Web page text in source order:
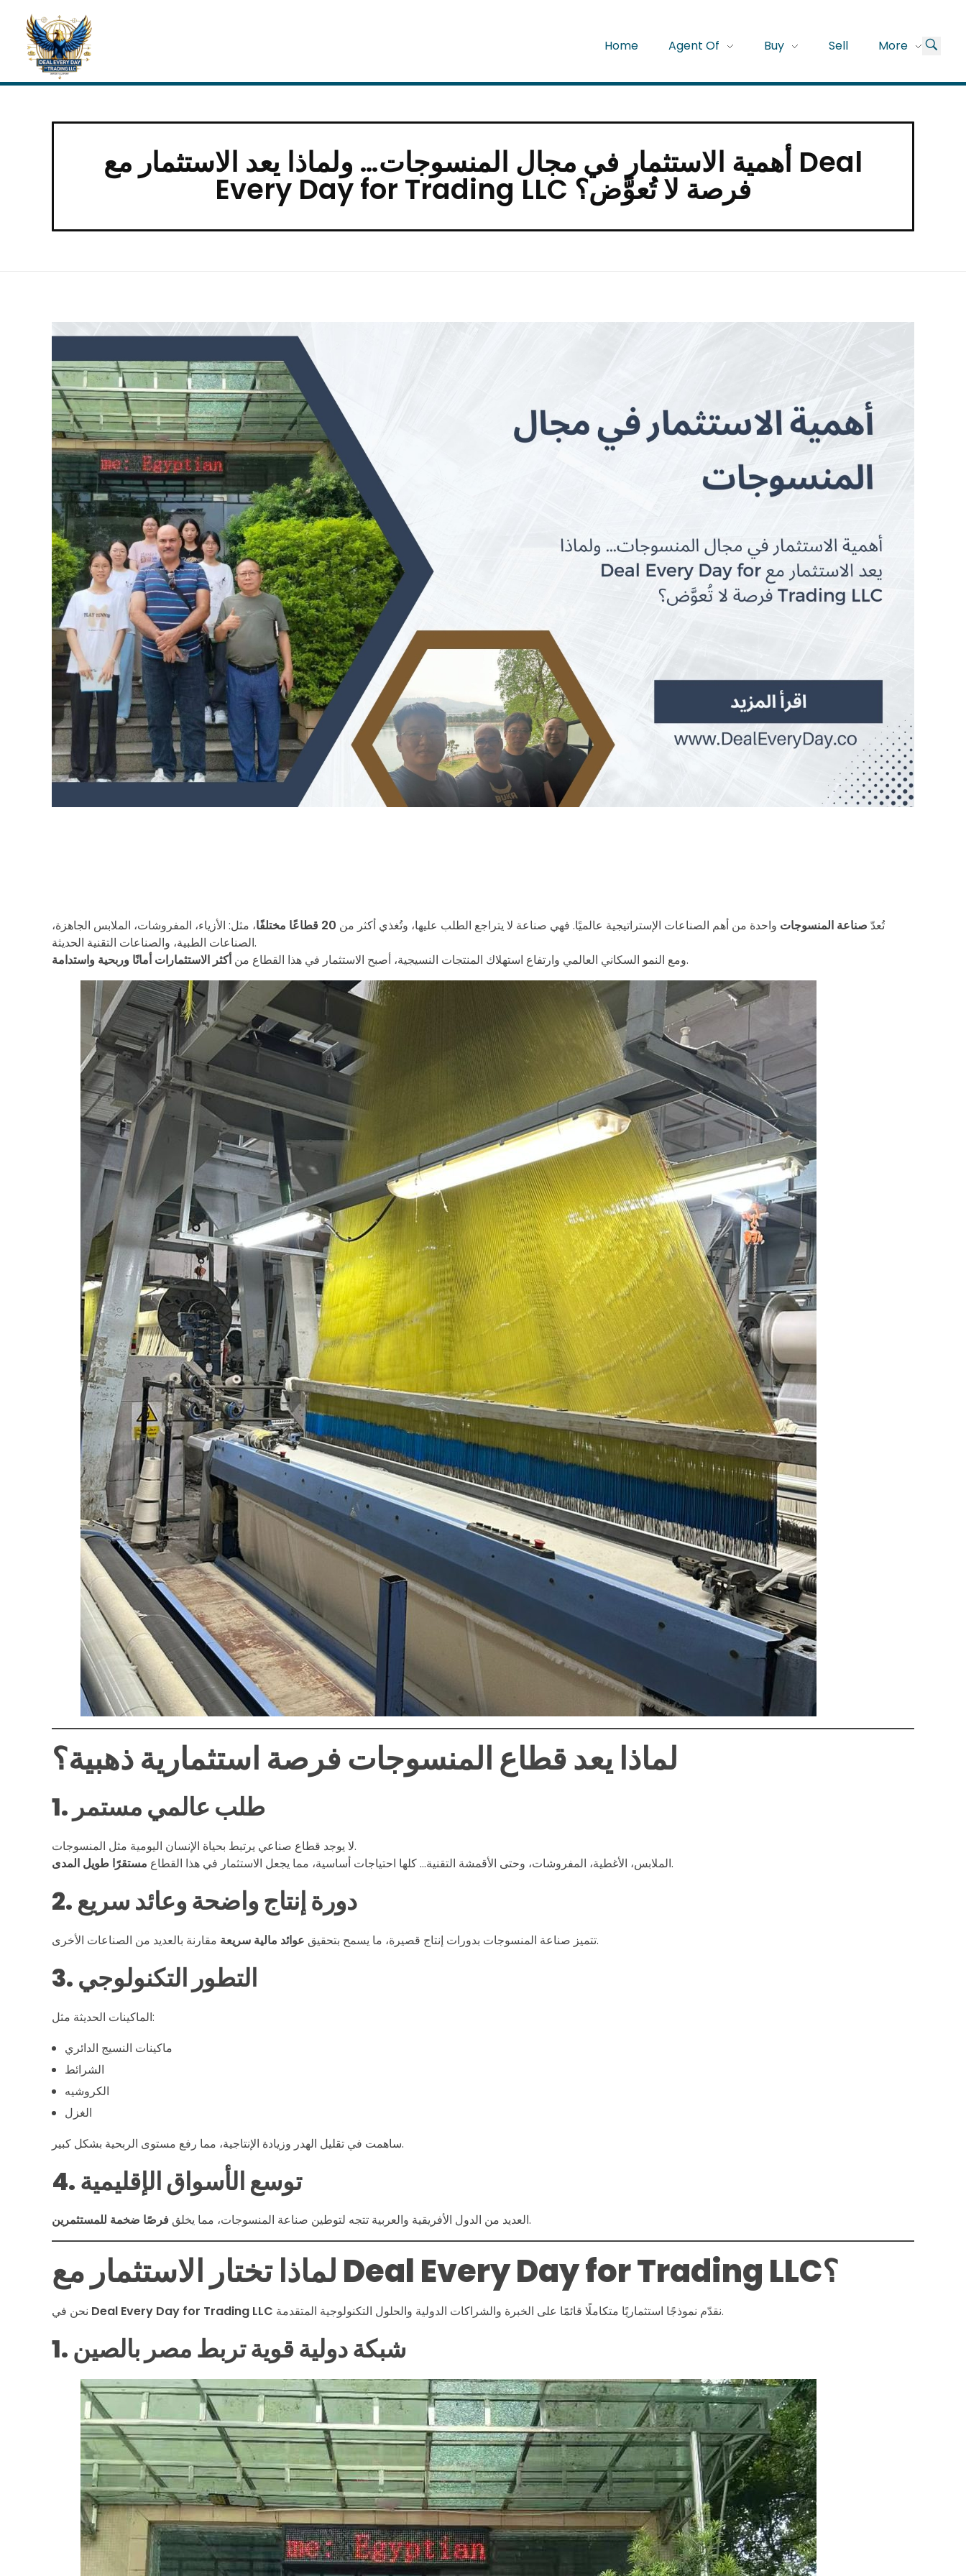
Home Agent Of Buy Sell More
أهمية الاستثمار في مجال المنسوجات… ولماذا يعد الاستثمار مع Deal
Every Day for Trading LLC فرصة لا تُعوَّض؟
ه
م
ل
م
ن
س
و
ج
ا
ت
…
و
ل
م
ا
ذ
ا
ي
تُعدّ صناعة المنسوجات واحدة من أهم الصناعات الإستراتيجية عالميًا. فهي صناعة لا يتراجع الطلب عليها، وتُغذي أكثر من 20 قطاعًا مختلفًا
، مثل: الأزياء، المفروشات، الملابس الجاهزة،
الصناعات الطبية، والصناعات التقنية الحديثة.
ومع النمو السكاني العالمي وارتفاع استهلاك المنتجات النسيجية، أصبح الاستثمار في هذا القطاع منأكثر الاستثمارات أمانًا وربحية واستدامة .
لماذا يعد قطاع المنسوجات فرصة استثمارية ذهبية؟
1. طلب عالمي مستمر
لا يوجد قطاع صناعي يرتبط بحياة الإنسان اليومية مثل المنسوجات.
الملابس، الأغطية، المفروشات، وحتى الأقمشة التقنية… كلها احتياجات أساسية، مما يجعل الاستثمار في هذا القطاع مستقرًا طويل المدى .
2. دورة إنتاج واضحة وعائد سريع
تتميز صناعة المنسوجات بدورات إنتاج قصيرة، ما يسمح بتحقيق عوائد مالية سريعة مقارنة بالعديد من الصناعات الأخرى.
3. التطور التكنولوجي
الماكينات الحديثة مثل:
ماكينات النسيج الدائري
الشرائط
الكروشيه
الغزل
ساهمت في تقليل الهدر وزيادة الإنتاجية، مما رفع مستوى الربحية بشكل كبير.
4. توسع الأسواق الإقليمية
العديد من الدول الأفريقية والعربية تتجه لتوطين صناعة المنسوجات، مما يخلق فرصًا ضخمة للمستثمرين .
لماذا تختار الاستثمار مع Deal Every Day for Trading LLC؟
Deal Every Day for Trading LLC نقدّم نموذجًا استثماريًا متكاملًا قائمًا على الخبرة والشراكات الدولية والحلول التكنولوجية المتقدمة.
1. شبكة دولية قوية تربط مصر بالصين